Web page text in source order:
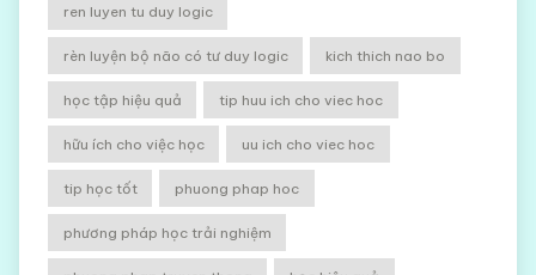
ren luyen tu duy logic
rèn luyện bộ não có tư duy logic kich thich nao bo
học tập hiệu quả tip huu ich cho viec hoc
hữu ích cho việc học uu ich cho viec hoc
tip học tốt phuong phap hoc
phương pháp học trải nghiệm